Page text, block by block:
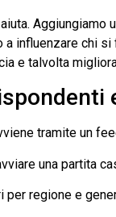
Aggiungiamo
a influenzare chi
e talvolta
tramite un
una partita
per regione e